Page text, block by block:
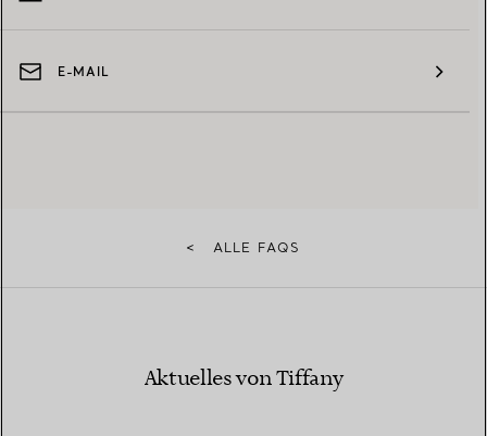
E-MAIL
< ALLE FAQS
Aktuelles von Tiffany